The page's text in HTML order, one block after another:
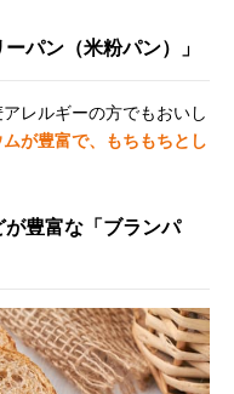
パン（米粉パン）」
レルギーの方でもおいし
が豊富で、もちもちとし
豊富な「ブランパ